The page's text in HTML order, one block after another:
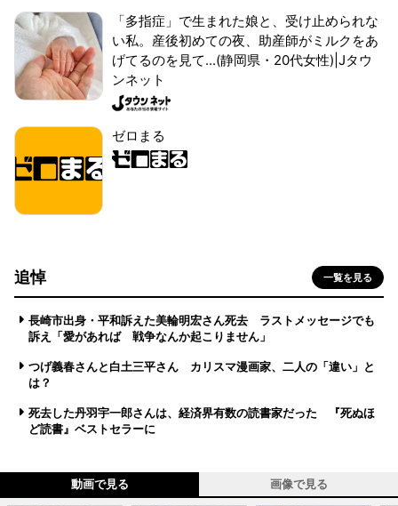
「多指症」で生まれた娘と、受け止められな
い私。産後初めての夜、助産師がミルクをあ
げてるのを見て...(静岡県・20代女性)|Jタウ
ンネット
ゼロまる
追悼 一覧を見る
長崎市出身・平和訴えた美輪明宏さん死去 ラストメッセージでも
訴え「愛があれば 戦争なんか起こりません」
つげ義春さんと白土三平さん カリスマ漫画家、二人の「違い」と
は？
死去した丹羽宇一郎さんは、経済界有数の読書家だった 『死ぬほ
ど読書』ベストセラーに
動画で見る 画像で見る